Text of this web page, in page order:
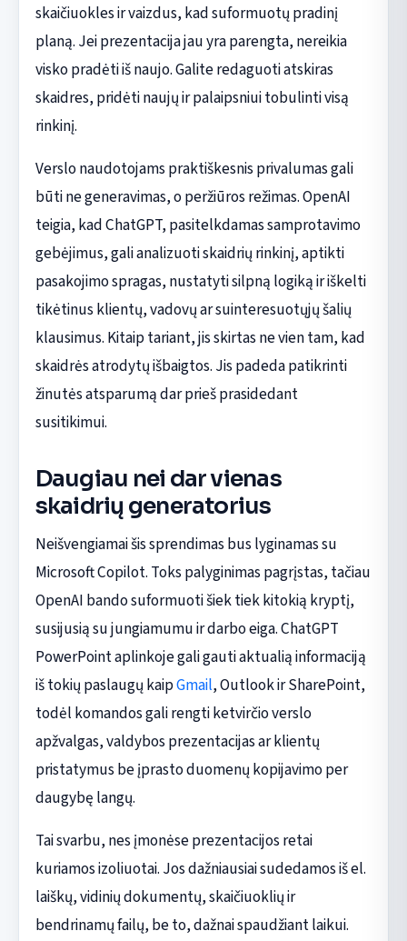
skaičiuokles ir vaizdus, kad suformuotų pradinį
planą. Jei prezentacija jau yra parengta, nereikia
visko pradėti iš naujo. Galite redaguoti atskiras
skaidres, pridėti naujų ir palaipsniui tobulinti visą
rinkinį.
Verslo naudotojams praktiškesnis privalumas gali
būti ne generavimas, o peržiūros režimas. OpenAI
teigia, kad ChatGPT, pasitelkdamas samprotavimo
gebėjimus, gali analizuoti skaidrių rinkinį, aptikti
pasakojimo spragas, nustatyti silpną logiką ir iškelti
tikėtinus klientų, vadovų ar suinteresuotųjų šalių
klausimus. Kitaip tariant, jis skirtas ne vien tam, kad
skaidrės atrodytų išbaigtos. Jis padeda patikrinti
žinutės atsparumą dar prieš prasidedant
susitikimui.
Daugiau nei dar vienas
skaidrių generatorius
Neišvengiamai šis sprendimas bus lyginamas su
Microsoft Copilot. Toks palyginimas pagrįstas, tačiau
OpenAI bando suformuoti šiek tiek kitokią kryptį,
susijusią su jungiamumu ir darbo eiga. ChatGPT
PowerPoint aplinkoje gali gauti aktualią informaciją
iš tokių paslaugų kaipGmail, Outlook ir SharePoint,
todėl komandos gali rengti ketvirčio verslo
apžvalgas, valdybos prezentacijas ar klientų
pristatymus be įprasto duomenų kopijavimo per
daugybę langų.
Tai svarbu, nes įmonėse prezentacijos retai
kuriamos izoliuotai. Jos dažniausiai sudedamos iš el.
laiškų, vidinių dokumentų, skaičiuoklių ir
bendrinamų failų, be to, dažnai spaudžiant laikui.